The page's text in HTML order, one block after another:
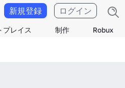
プレイス 制作 Robux
新規登録 ログイン